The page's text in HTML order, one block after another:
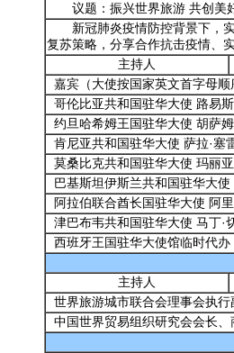
议题：振兴世界旅游 共创美
新冠肺炎疫情防控背景下，实
复苏策略，分享合作抗击疫情、
主持人
嘉宾（大使按国家英文首字母顺
哥伦比亚共和国驻华大使 路易
约旦哈希姆王国驻华大使 胡萨
肯尼亚共和国驻华大使 萨拉·塞
莫桑比克共和国驻华大使 玛丽
巴基斯坦伊斯兰共和国驻华大使
阿拉伯联合酋长国驻华大使 阿里
津巴布韦共和国驻华大使 马丁·
西班牙王国驻华大使馆临时代办
主持人
世界旅游城市联合会理事会执
中国世界贸易组织研究会会长